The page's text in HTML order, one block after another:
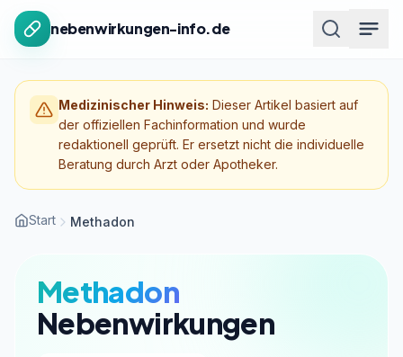
Zum Inhalt springen
nebenwirkungen-info.de
Medizinischer Hinweis: Dieser Artikel basiert auf
der offiziellen Fachinformation und wurde
redaktionell geprüft. Er ersetzt nicht die individuelle
Beratung durch Arzt oder Apotheker.
Start Methadon
Methadon
Nebenwirkungen